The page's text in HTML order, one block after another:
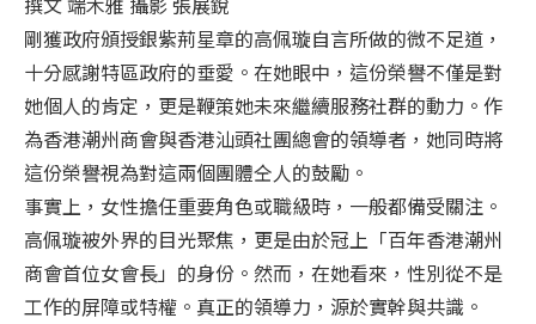
剛獲政府頒授銀紫荊星章的高佩璇自言所做的微不足道，
十分感謝特區政府的垂愛。在她眼中，這份榮譽不僅是對
她個人的肯定，更是鞭策她未來繼續服務社群的動力。作
為香港潮州商會與香港汕頭社團總會的領導者，她同時將
這份榮譽視為對這兩個團體仝人的鼓勵。
事實上，女性擔任重要角色或職級時，一般都備受關注。
高佩璇被外界的目光聚焦，更是由於冠上「百年香港潮州
商會首位女會長」的身份。然而，在她看來，性別從不是
工作的屏障或特權。真正的領導力，源於實幹與共識。